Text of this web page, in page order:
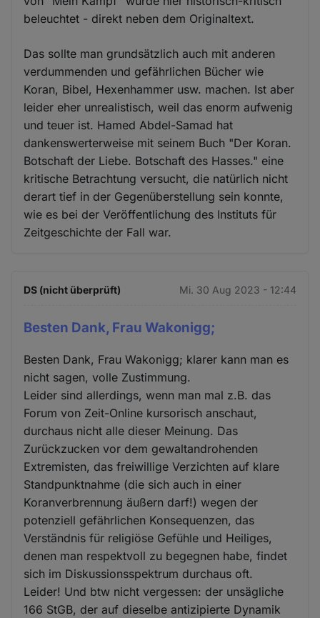
beleuchtet - direkt neben dem Originaltext.
Das sollte man grundsätzlich auch mit anderen
verdummenden und gefährlichen Bücher wie
Koran, Bibel, Hexenhammer usw. machen. Ist aber
leider eher unrealistisch, weil das enorm aufwenig
und teuer ist. Hamed Abdel-Samad hat
dankenswerterweise mit seinem Buch "Der Koran.
Botschaft der Liebe. Botschaft des Hasses." eine
kritische Betrachtung versucht, die natürlich nicht
derart tief in der Gegenüberstellung sein konnte,
wie es bei der Veröffentlichung des Instituts für
Zeitgeschichte der Fall war.
DS (nicht überprüft) Mi. 30 Aug 2023 - 12:44
Besten Dank, Frau Wakonigg;
Besten Dank, Frau Wakonigg; klarer kann man es
nicht sagen, volle Zustimmung.
Leider sind allerdings, wenn man mal z.B. das
Forum von Zeit-Online kursorisch anschaut,
durchaus nicht alle dieser Meinung. Das
Zurückzucken vor dem gewaltandrohenden
Extremisten, das freiwillige Verzichten auf klare
Standpunktnahme (die sich auch in einer
Koranverbrennung äußern darf!) wegen der
potenziell gefährlichen Konsequenzen, das
Verständnis für religiöse Gefühle und Heiliges,
denen man respektvoll zu begegnen habe, findet
sich im Diskussionsspektrum durchaus oft.
Leider! Und btw nicht vergessen: der unsägliche
166 StGB, der auf dieselbe antizipierte Dynamik